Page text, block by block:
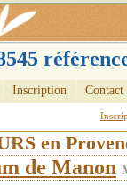
Inscription Contact
en
de Manon